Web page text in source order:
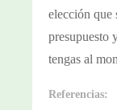
elección que
presupuesto
tengas al
Referencias: